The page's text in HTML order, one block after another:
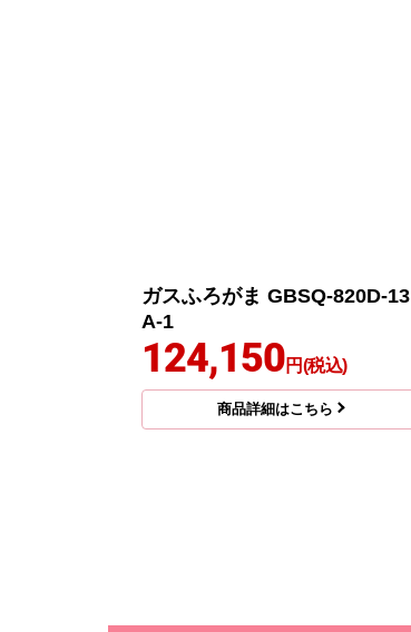
ガスふろがま GBSQ-820D-13
A-1
124,150円(税込)
商品詳細はこちら